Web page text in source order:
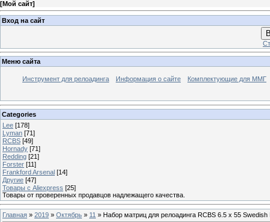
[Мой сайт]
Вход на сайт
Меню сайта
Инструмент для релоадинга Информация о сайте Комплектующие для ММГ
Categories
Lee [178]
Lyman [71]
RCBS [49]
Hornady [71]
Redding [21]
Forster [11]
Frankford Arsenal [14]
Другие [47]
Товары с Aliexpress [25]
Товары от проверенных продавцов надлежащего качества.
Главная » 2019 » Октябрь » 11 » Набор матриц для релоадинга RCBS 6.5 x 55